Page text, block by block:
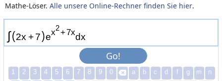
Mathe-Löser. Alle unsere Online-Rechner finden Sie hier.
∫(2x + 7)ex2+7xdx
Go!
1 2 3 4 5 6 7 8 9 0  a b c d f g m
n